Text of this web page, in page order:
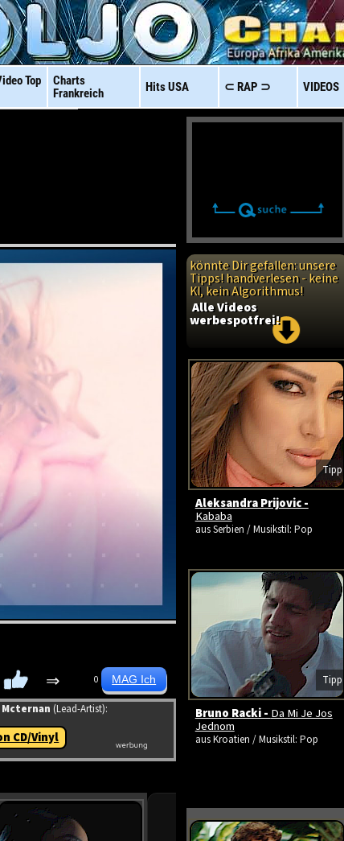
Top
Charts
Frankreich
HitsUSA ⊂ RAP ⊃ VIDEOS
⇒ 0
Mcternan (Lead-Artist):
CD/Vinyl
könnte Dir gefallen: unsere
Tipps! handverlesen - keine
KI, kein Algorithmus!
Alle Videos
werbespotfrei!
Tipp
Aleksandra Prijovic -
Kababa
aus Serbien / Musikstil: Pop
Tipp
Bruno Racki - Da Mi Je Jos
Jednom
aus Kroatien / Musikstil: Pop